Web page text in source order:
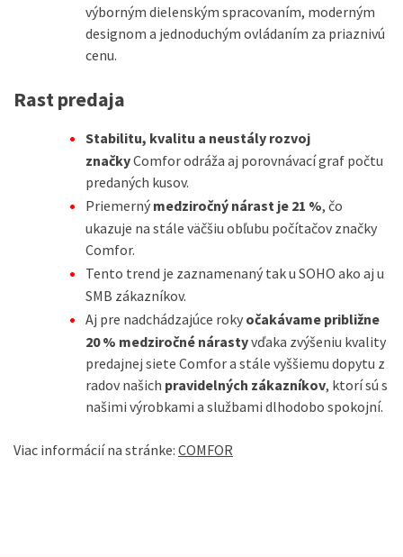
výborným dielenským spracovaním, moderným
designom a jednoduchým ovládaním za priaznivú
cenu.
Rast predaja
Stabilitu, kvalitu a neustály rozvoj
značkyComfor odráža aj porovnávací graf počtu
predaných kusov.
Priemerný medziročný nárast je 21 %, čo
ukazuje na stále väčšiu obľubu počítačov značky
Comfor.
Tento trend je zaznamenaný tak u SOHO ako aj u
SMB zákazníkov.
Aj pre nadchádzajúce roky očakávame približne
20 % medziročné nárastyvďaka zvýšeniu kvality
predajnej siete Comfor a stále vyššiemu dopytu z
radov našich pravidelných zákazníkov, ktorí sú s
našimi výrobkami a službami dlhodobo spokojní.
Viac informácií na stránke: COMFOR